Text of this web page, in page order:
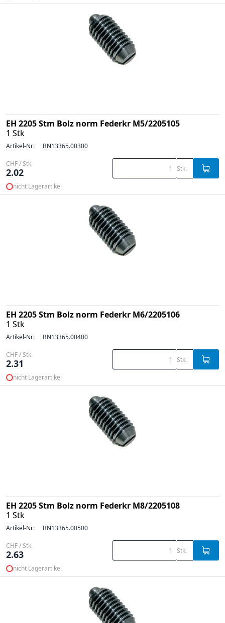
EH 2205 Stm Bolz norm Federkr M5/2205105
1 Stk
Artikel-Nr: BN13365.00300
CHF / Stk.
2.02 Stk.
nicht Lagerartikel
EH 2205 Stm Bolz norm Federkr M6/2205106
1 Stk
Artikel-Nr: BN13365.00400
CHF / Stk.
2.31 Stk.
nicht Lagerartikel
EH 2205 Stm Bolz norm Federkr M8/2205108
1 Stk
Artikel-Nr: BN13365.00500
CHF / Stk.
2.63 Stk.
nicht Lagerartikel